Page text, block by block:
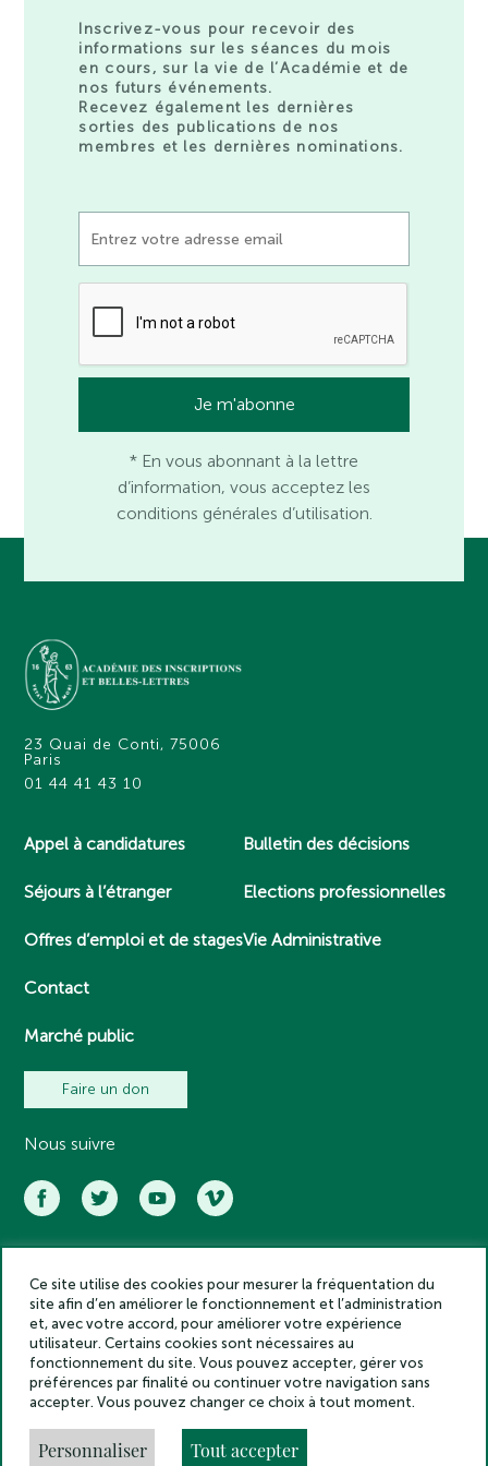
Inscrivez-vous pour recevoir des
informations sur les séances du mois
en cours, sur la vie de l’Académie et de
nos futurs événements.
Recevez également les dernières
sorties des publications de nos
membres et les dernières nominations.
* En vous abonnant à la lettre
d’information, vous acceptez les
conditions générales d’utilisation.
23 Quai de Conti, 75006
Paris
01 44 41 43 10
Appel à candidatures
Séjours à l’étranger
Offres d’emploi et de stages
Contact
Marché public
Bulletin des décisions
Elections professionnelles
Vie Administrative
Faire un don
Nous suivre
Académie des inscriptions et belles lettres – Tous droits réservés
2025
Politique de confidentialité
Mentions légales
Crédits
Gestion des cookies
Made by
Ce site utilise des cookies pour mesurer la fréquentation du
site afin d’en améliorer le fonctionnement et l’administration
et, avec votre accord, pour améliorer votre expérience
utilisateur. Certains cookies sont nécessaires au
fonctionnement du site. Vous pouvez accepter, gérer vos
préférences par finalité ou continuer votre navigation sans
accepter. Vous pouvez changer ce choix à tout moment.
Personnaliser Tout accepter